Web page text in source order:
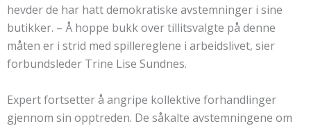
hevder de har hatt demokratiske avstemninger i sine
butikker. – Å hoppe bukk over tillitsvalgte på denne
måten er i strid med spillereglene i arbeidslivet, sier
forbundsleder Trine Lise Sundnes.
Expert fortsetter å angripe kollektive forhandlinger
gjennom sin opptreden. De såkalte avstemningene om